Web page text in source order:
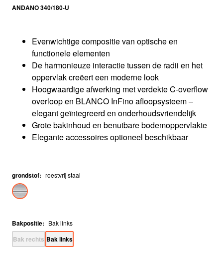
ANDANO 340/180-U
Evenwichtige compositie van optische en
functionele elementen
De harmonieuze interactie tussen de radii en het
oppervlak creëert een moderne look
Hoogwaardige afwerking met verdekte C-overflow
overloop en BLANCO InFino afloopsysteem –
elegant geïntegreerd en onderhoudsvriendelijk
Grote bakinhoud en benutbare bodemoppervlakte
Elegante accessoires optioneel beschikbaar
grondstof: roestvrij staal
Bakpositie: Bak links
Bak rechts Bak links